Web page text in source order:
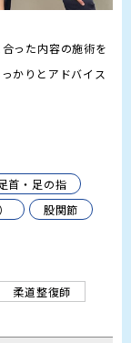
った内容の施術を
かりとアドバイス
首・足の指
股関節
柔道整復師